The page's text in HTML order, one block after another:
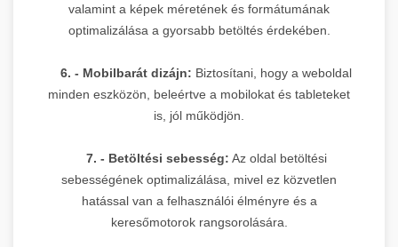
valamint a képek méretének és formátumának
optimalizálása a gyorsabb betöltés érdekében.
6. - Mobilbarát dizájn: Biztosítani, hogy a weboldal
minden eszközön, beleértve a mobilokat és tableteket
is, jól működjön.
7. - Betöltési sebesség: Az oldal betöltési
sebességének optimalizálása, mivel ez közvetlen
hatással van a felhasználói élményre és a
keresőmotorok rangsorolására.